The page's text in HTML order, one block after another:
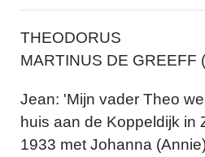
THEODORUS
MARTINUS DE GREEFF
Jean: 'Mijn vader Theo
huis aan de Koppeldijk in
1933 met Johanna